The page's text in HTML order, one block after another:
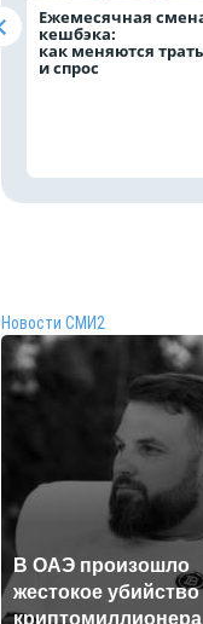
Ежемесячная
кешбэка:
как меняются
и спрос
Новости СМИ2
В ОАЭ произошло
жестокое убийство
криптомиллионера